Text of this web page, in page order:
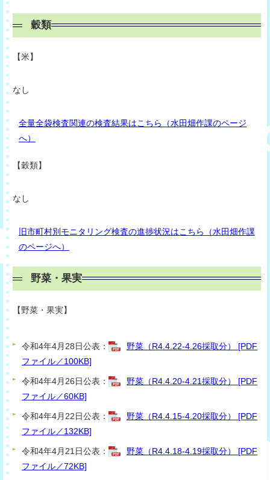
穀類
【米】
なし
全量全袋検査関連の検査結果はこちら（水田畑作課のページ
へ）
【穀類】
なし
旧市町村別モニタリング検査の進捗状況はこちら（水田畑作課
のページへ）
野菜・果実
【野菜・果実】
令和4年4月28日公表：
野菜（R4.4.22-4.26採取分） [PDF
ファイル／100KB]
令和4年4月26日公表：
野菜（R4.4.20-4.21採取分） [PDF
ファイル／60KB]
令和4年4月22日公表：
野菜（R4.4.15-4.20採取分） [PDF
ファイル／132KB]
令和4年4月21日公表：
野菜（R4.4.18-4.19採取分） [PDF
ファイル／72KB]